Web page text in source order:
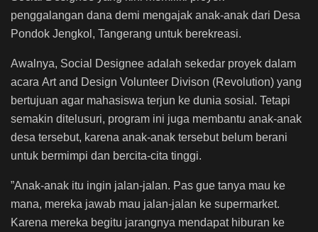
penggalangan dana demi mengajak anak-anak dari Desa
Pondok Jengkol, Tangerang untuk berekreasi.
Awalnya, Social Designee adalah sekedar proyek dalam
acara Art and Design Volunteer Divison (Revolution) yang
bertujuan agar mahasiswa terjun ke dunia sosial. Tetapi
semakin ditelusuri, program ini juga membantu anak-anak
desa tersebut, karena anak-anak tersebut belum berani
untuk bermimpi dan bercita-cita tinggi.
”Anak-anak itu ingin jalan-jalan. Pas gue tanya mau ke
mana, mereka jawab mau jalan-jalan ke supermarket.
Karena mereka begitu jarangnya mendapat hiburan ke